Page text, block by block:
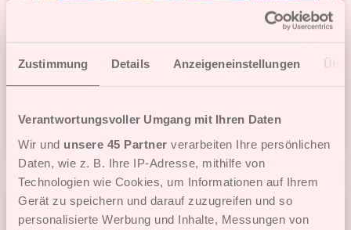
Zustimmung Details Anzeigeneinstellungen
Verantwortungsvoller Umgang mit Ihren Daten
Wir und unsere 45 Partner verarbeiten Ihre persönlichen
Daten, wie z. B. Ihre IP-Adresse, mithilfe von
Technologien wie Cookies, um Informationen auf Ihrem
Gerät zu speichern und darauf zuzugreifen und so
personalisierte Werbung und Inhalte, Messungen von
7 Spielen
Beach Spider